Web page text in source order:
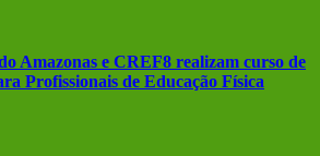
Amazonas e CREF8 realizam curso de
Profissionais de Educação Física